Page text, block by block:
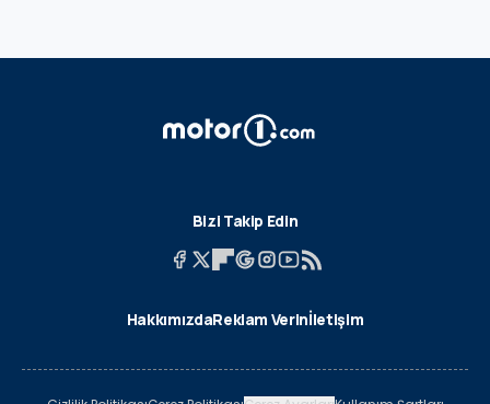
Bizi Takip Edin
HakkımızdaReklam Verinİletişim